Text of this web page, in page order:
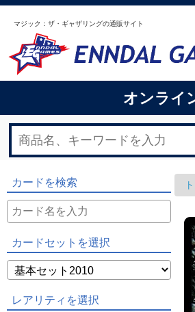
マジック：ザ・ギャザリングの通販サイト
オンライ
カードを検索
カードセットを選択
レアリティを選択